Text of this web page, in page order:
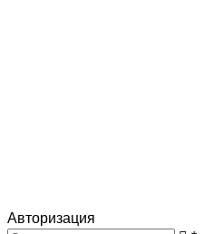
Авторизация